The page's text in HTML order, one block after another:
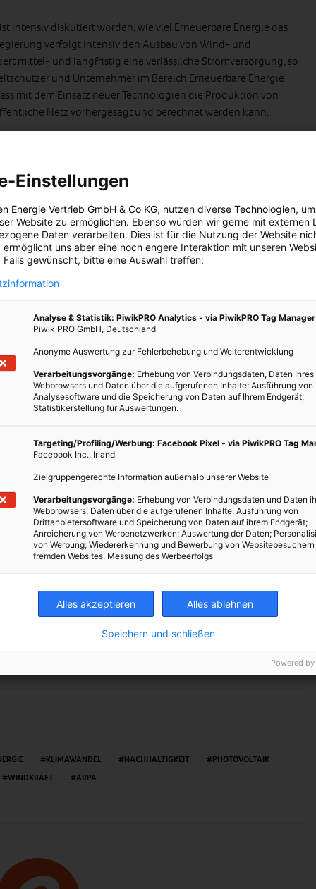
ist intensiv diskutiert worden, wie viel Erneuerbare Energie das
verfolgt intensiv den Ausbau von Wind- und
mittel- und langfristig eine verlässliche Stromversorgung, so
und Unternehmer im Bereich Erneuerbare Energie
mit dem Einsatz neuer Technologien die Produktion von
Netz vorhergesagt und berechnet werden kann.
private Kleinanlagen boomte in
Erneuerbare-Energie-Gesetz (EEG)
sich in Kalifornien ab: Immer mehr Stromkunden werden mit
zu Stromanbietern. Demgegenüber stehen Stromnetze, die
optimiert sind. Die Netzbetreiber können nicht mehr
bestimmten Zeitpunkt ins Netz gespeist wird.
stellen auch ein finanzielles Problem für die
oder gar nichts mehr für Strom, benutzen das Netz aber
Forderungen nach einer Vergütung der Einspeisung
Regierung. Die Netzbetreiber Kaliforniens überlegen nun
EEG. Die Sorge ist, dass reiche Besitzer von Solaranlagen die
Bürger abgeben. Die Daten zeigen, dass in reicheren
zu finden sind.
Modelle des Strommanagements nachgedacht. Die
laut Experten mit einem smarten Kundenmanagement
Netzbetreiber sollten auf ihre Kleinkunden persönlich
die Einspeisung in die Netze zu erhalten.
als Lösungsweg vorgezeichnet, wenn es um die dezentrale
Europa?
erneuerbare Energie
90% der Zeit
TWEET
KLIMAWANDEL NACHHALTIGKEIT
PHOTOVOLTAIK
WINDKRAFT ARPA
Einstellungen
Energie Vertrieb GmbH & Co KG, nutzen diverse Technologien,
Website zu ermöglichen. Ebenso würden wir gerne mit externen
Daten verarbeiten. Dies ist für die Nutzung der Website
ermöglicht uns aber eine noch engere Interaktion mit unseren
Falls gewünscht, bitte eine Auswahl treffen:
Analyse & Statistik: PiwikPRO Analytics - via PiwikPRO Tag Manager
Piwik PRO GmbH, Deutschland
Anonyme Auswertung zur Fehlerbehebung und Weiterentwicklung
Verarbeitungsvorgänge: Erhebung von Verbindungsdaten, Daten Ihres
Webbrowsers und Daten über die aufgerufenen Inhalte; Ausführung von
Analysesoftware und die Speicherung von Daten auf Ihrem Endgerät;
Statistikerstellung für Auswertungen.
Targeting/Profiling/Werbung: Facebook Pixel - via PiwikPRO Tag
Facebook Inc., Irland
Zielgruppengerechte Information außerhalb unserer Website
Verarbeitungsvorgänge: Erhebung von Verbindungsdaten und Daten
Webbrowsers; Daten über die aufgerufenen Inhalte; Ausführung von
Drittanbietersoftware und Speicherung von Daten auf ihrem Endgerät;
Anreicherung von Werbenetzwerken; Auswertung der Daten;
von Werbung; Wiedererkennung und Bewerbung von
fremden Websites, Messung des Werbeerfolgs
Alles akzeptieren Alles ablehnen
Speichern und schließen
Powered by